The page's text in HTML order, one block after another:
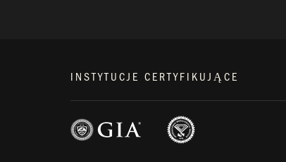
INSTYTUCJE CERTYFIKUJĄCE